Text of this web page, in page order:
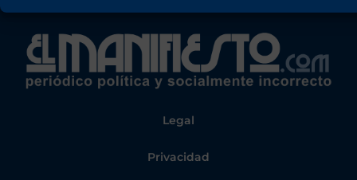
Legal
Privacidad